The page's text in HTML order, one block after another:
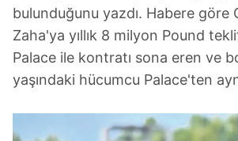
bulunduğunu yazdı. Habere göre
Zaha'ya yıllık 8 milyon Pound
Palace ile kontratı sona eren ve
yaşındaki hücumcu Palace'ten